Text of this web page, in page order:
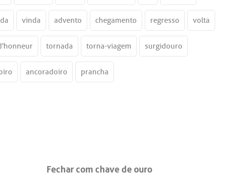
vinda advento chegamento regresso volta
tornada torna-viagem surgidouro
ancoradoiro prancha
Fechar com chave de ouro